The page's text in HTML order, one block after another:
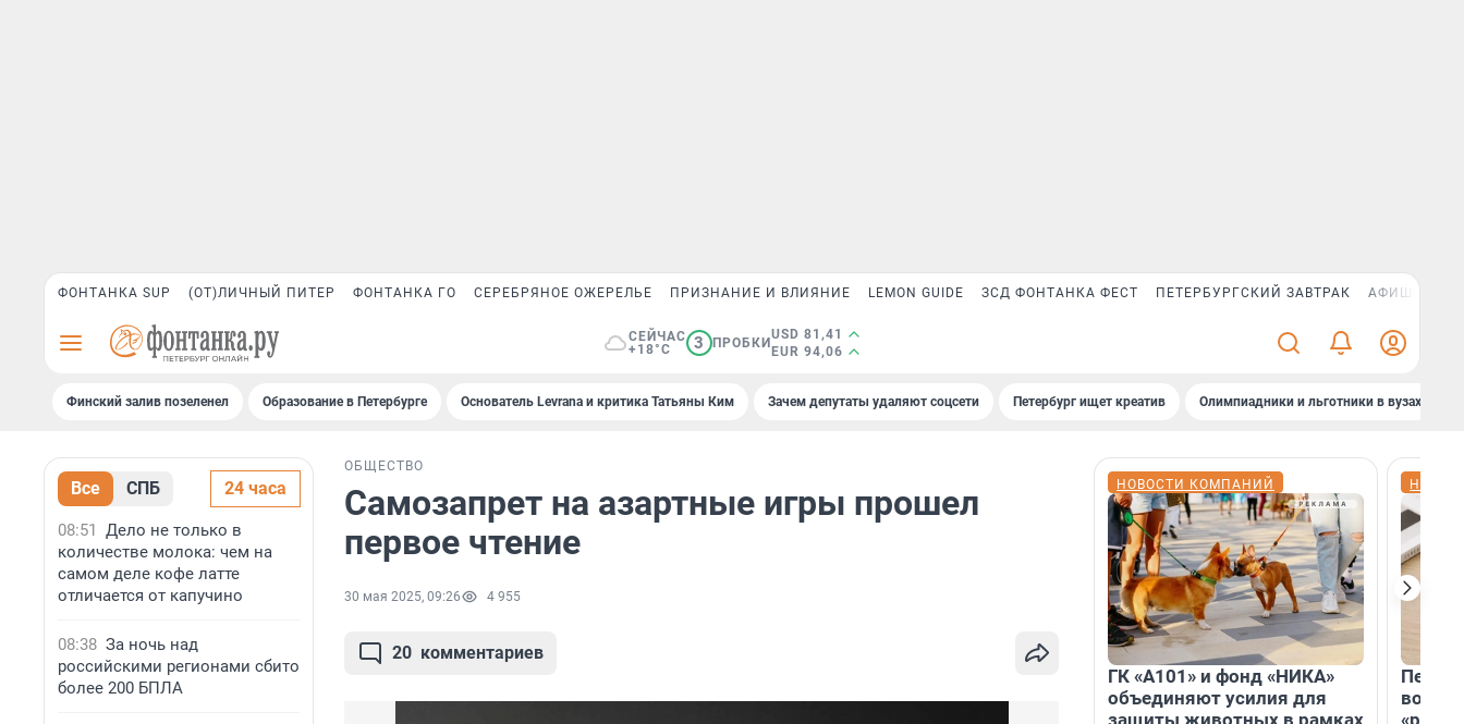
ФОНТАНКА SUP (ОТ)ЛИЧНЫЙ ПИТЕР ФОНТАНКА ГО СЕРЕБРЯНОЕ ОЖЕРЕЛЬЕ ПРИЗНАНИЕ И ВЛИЯНИЕ LEMON GUIDE ЗСД ФОНТАНКА ФЕСТ ПЕТЕРБУРГСКИЙ ЗАВТРАК АФИША PLUS
СЕЙЧАС
+18°C
3 ПРОБКИ
USD 81,41
EUR 94,06
Финский залив позеленел Образование в Петербурге Основатель Levrana и критика Татьяны Ким Зачем депутаты удаляют соцсети Петербург ищет креатив Олимпиадники и льготники в вузах СПб
Все СПБ 24 часа
08:51 Дело не только в
количестве молока: чем на
самом деле кофе латте
отличается от капучино
08:38 За ночь над
российскими регионами сбито
более 200 БПЛА
ОБЩЕСТВО
Самозапрет на азартные игры прошел
первое чтение
30 мая 2025, 09:26 4 955
20 комментариев
НОВОСТИ КОМПАНИЙ
ГК «А101» и фонд «НИКА»
объединяют усилия для
защиты животных в рамках